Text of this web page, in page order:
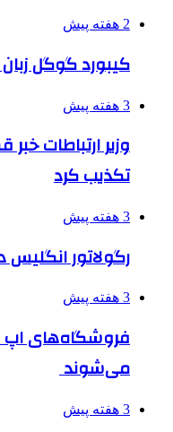
2 هفته پیش
کیبورد گوگل
3 هفته پیش
وزیر ارتباطات
تکذیب کرد
3 هفته پیش
رگولاتور
3 هفته پیش
فروشگاه‌های اپ
می‌شوند
3 هفته پیش